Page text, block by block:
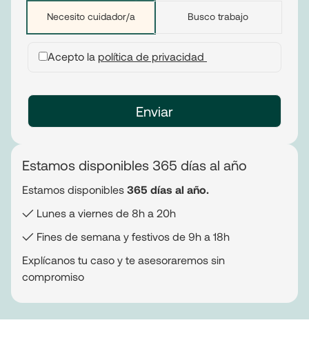
Necesito cuidador/a Busco trabajo
Acepto la política de privacidad
Estamos disponibles 365 días al año
Estamos disponibles 365 días al año.
✓ Lunes a viernes de 8h a 20h
✓ Fines de semana y festivos de 9h a 18h
Explícanos tu caso y te asesoraremos sin
compromiso